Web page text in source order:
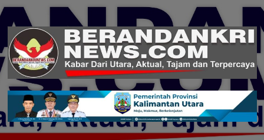
Skip
content